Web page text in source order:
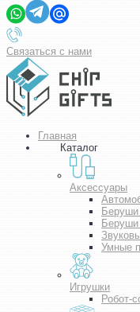
Связаться с нами
Главная
Каталог
Аксессуары
Беруши
Умные
Игрушки
Робот-